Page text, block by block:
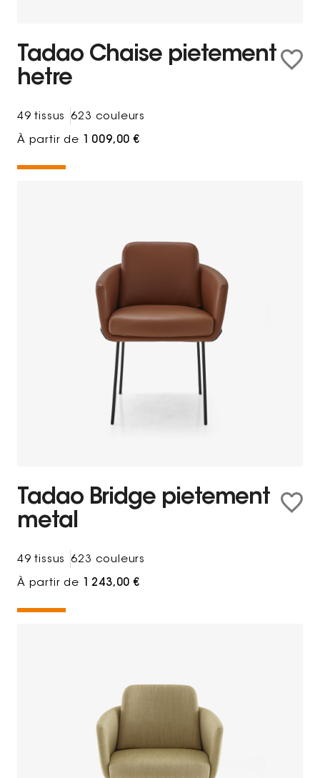
Tadao Chaise pietement
hetre
49 tissus 623 couleurs
À partir de 1 009,00 €
Tadao Bridge pietement
metal
49 tissus 623 couleurs
À partir de 1 243,00 €